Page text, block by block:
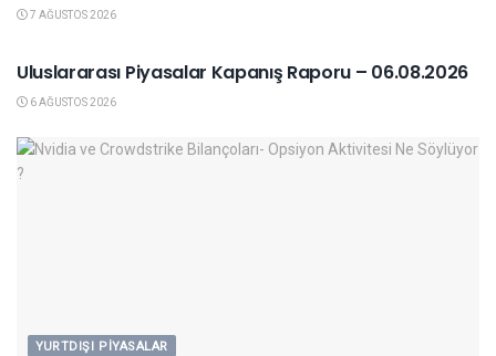
7 AĞUSTOS 2026
Uluslararası Piyasalar Kapanış Raporu – 06.08.2026
6 AĞUSTOS 2026
YURTDIŞI PIYASALAR